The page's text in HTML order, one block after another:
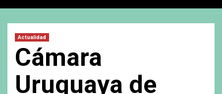
Actualidad
Cámara
Uruguaya de